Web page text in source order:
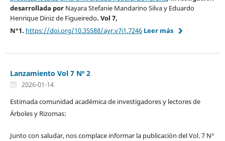
desarrollada por Nayara Stefanie Mandarino Silva y Eduardo
Henrique Diniz de Figueiredo. Vol 7,
N°1. https://doi.org/10.35588/ayr.v7i1.7246 Leer más
Lanzamiento Vol 7 Nº 2
2026-01-14
Estimada comunidad académica de investigadores y lectores de
Árboles y Rizomas:
Junto con saludar, nos complace informar la publicación del Vol. 7 N°